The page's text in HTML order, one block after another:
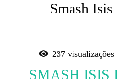
Smash Isis
237 visualizações
SMASH ISIS